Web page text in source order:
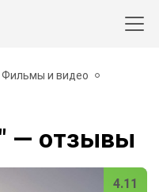
Фильмы и видео
— отзывы
4.11